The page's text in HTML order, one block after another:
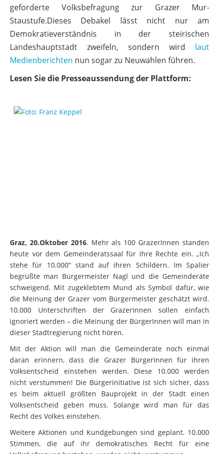
geforderte Volksbefragung zur Grazer Mur-
Staustufe.Dieses Debakel lässt nicht nur am
Demokratieverständnis in der steirischen
Landeshauptstadt zweifeln, sondern wird laut
Medienberichten nun sogar zu Neuwahlen führen.
Lesen Sie die Presseaussendung der Plattform:
Graz, 20.Oktober 2016. Mehr als 100 GrazerInnen standen
heute vor dem Gemeinderatssaal für ihre Rechte ein. „Ich
stehe für 10.000“ stand auf ihren Schildern. Im Spalier
begrüßte man Bürgermeister Nagl und die Gemeinderäte
schweigend. Mit zugeklebtem Mund als Symbol dafür, wie
die Meinung der Grazer vom Bürgermeister geschätzt wird.
10.000 Unterschriften der GrazerInnen sollen einfach
ignoriert werden – die Meinung der BürgerInnen will man in
dieser Stadtregierung nicht hören.
Mit der Aktion will man die Gemeinderäte noch einmal
daran erinnern, dass die Grazer BürgerInnen für ihren
Volksentscheid einstehen werden. Diese 10.000 werden
nicht verstummen! Die Bürgerinitiative ist sich sicher, dass
es beim aktuell größten Bauprojekt in der Stadt einen
Volksentscheid geben muss. Solange wird man für das
Recht des Volkes einstehen.
Weitere Aktionen und Kundgebungen sind geplant. 10.000
Stimmen, die auf ihr demokratisches Recht für eine